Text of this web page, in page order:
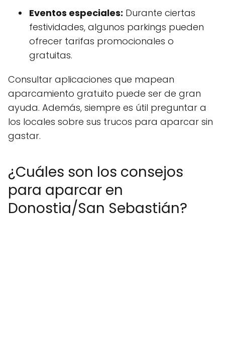
Eventos especiales: Durante ciertas
festividades, algunos parkings pueden
ofrecer tarifas promocionales o
gratuitas.
Consultar aplicaciones que mapean
aparcamiento gratuito puede ser de gran
ayuda. Además, siempre es útil preguntar a
los locales sobre sus trucos para aparcar sin
gastar.
¿Cuáles son los consejos
para aparcar en
Donostia/San Sebastián?